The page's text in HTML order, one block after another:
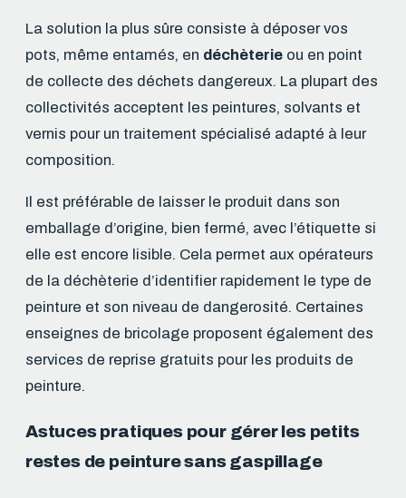
La solution la plus sûre consiste à déposer vos
pots, même entamés, en déchèterie ou en point
de collecte des déchets dangereux. La plupart des
collectivités acceptent les peintures, solvants et
vernis pour un traitement spécialisé adapté à leur
composition.
Il est préférable de laisser le produit dans son
emballage d’origine, bien fermé, avec l’étiquette si
elle est encore lisible. Cela permet aux opérateurs
de la déchèterie d’identifier rapidement le type de
peinture et son niveau de dangerosité. Certaines
enseignes de bricolage proposent également des
services de reprise gratuits pour les produits de
peinture.
Astuces pratiques pour gérer les petits
restes de peinture sans gaspillage